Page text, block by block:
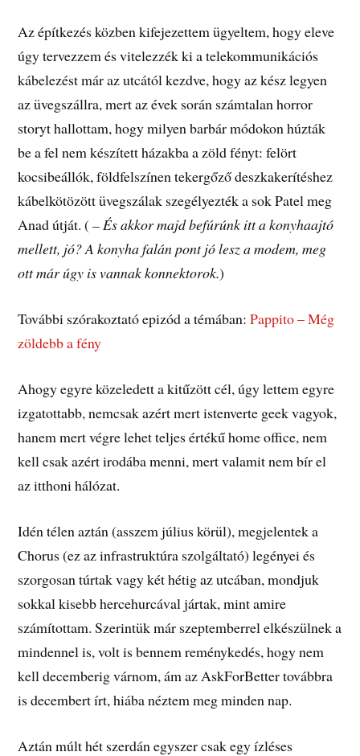
Az építkezés közben kifejezettem ügyeltem, hogy eleve
úgy tervezzem és vitelezzék ki a telekommunikációs
kábelezést már az utcától kezdve, hogy az kész legyen
az üvegszállra, mert az évek során számtalan horror
storyt hallottam, hogy milyen barbár módokon húzták
be a fel nem készített házakba a zöld fényt: felört
kocsibeállók, földfelszínen tekergőző deszkakerítéshez
kábelkötözött üvegszálak szegélyezték a sok Patel meg
Anad útját. (– És akkor majd befúrúnk itt a konyhaajtó
mellett, jó? A konyha falán pont jó lesz a modem, meg
ott már úgy is vannak konnektorok.)
További szórakoztató epizód a témában:Pappito – Még
zöldebb a fény
Ahogy egyre közeledett a kitűzött cél, úgy lettem egyre
izgatottabb, nemcsak azért mert istenverte geek vagyok,
hanem mert végre lehet teljes értékű home office, nem
kell csak azért irodába menni, mert valamit nem bír el
az itthoni hálózat.
Idén télen aztán (asszem július körül), megjelentek a
Chorus (ez az infrastruktúra szolgáltató) legényei és
szorgosan túrtak vagy két hétig az utcában, mondjuk
sokkal kisebb hercehurcával jártak, mint amire
számítottam. Szerintük már szeptemberrel elkészülnek a
mindennel is, volt is bennem reménykedés, hogy nem
kell decemberig várnom, ám az AskForBetter továbbra
is decembert írt, hiába néztem meg minden nap.
Aztán múlt hét szerdán egyszer csak egy ízléses